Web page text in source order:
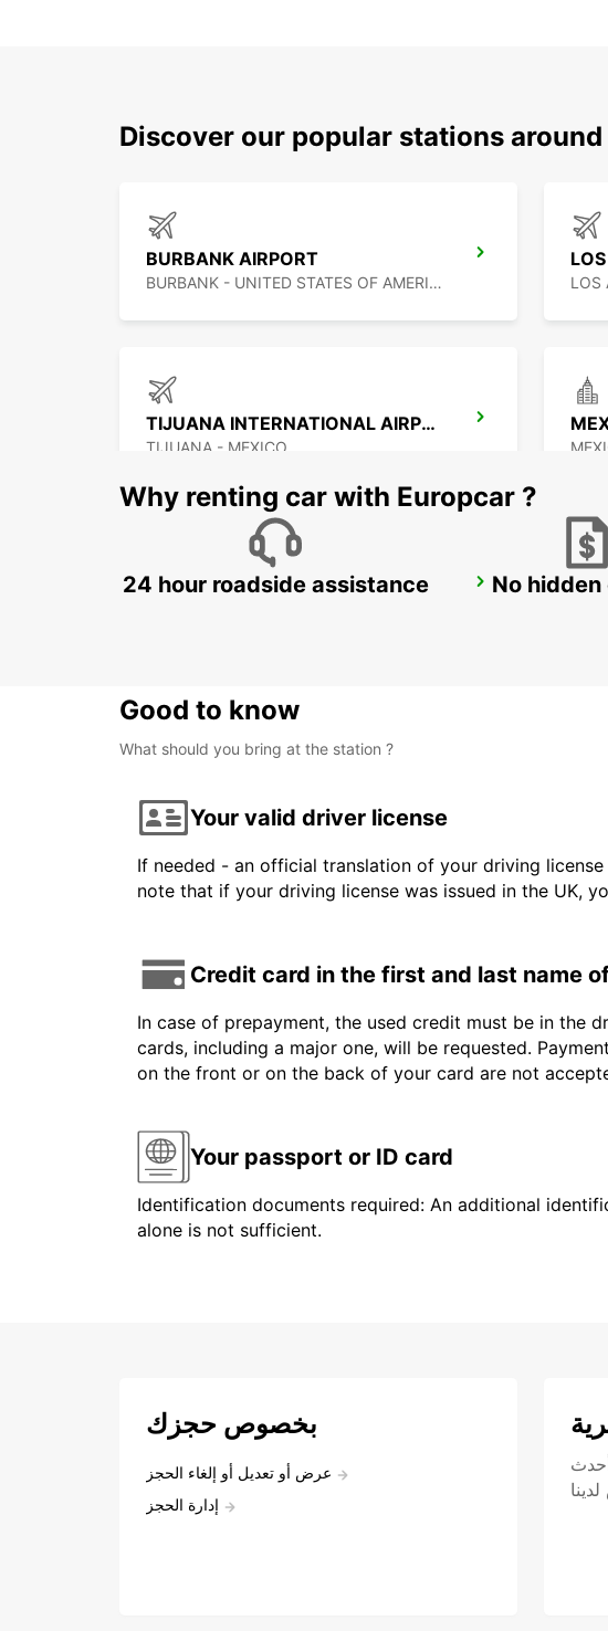
Discover our popular stations
BURBANK AIRPORT
BURBANK - UNITED STATES OF AMERICA
TIJUANA INTERNATIONAL AIRPORT
TIJUANA - MEXICO
LAS VEGAS AIRPORT
Why renting car with Europcar ?
24 hour roadside assistance No
Good to know
What should you bring at the station ?
Your valid driver license
If needed - an official translation of your driving
note that if your driving license was issued in the UK,
Credit card in the first and last name
In case of prepayment, the used credit must be in the
cards, including a major one, will be requested.
on the front or on the back of your card are not
Your passport or ID card
Identification documents required: An additional
alone is not sufficient.
بخصوص حجزك
عرض أو تعديل أو إلغاء الحجز
إدارة الحجز